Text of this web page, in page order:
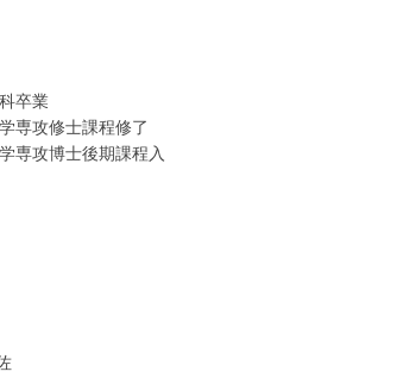
卒業
専攻修士課程修了
専攻博士後期課程入